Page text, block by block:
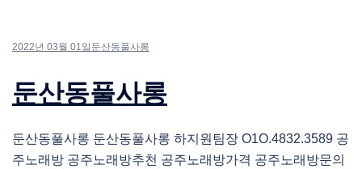
2022년 03월 01일 둔산동풀사롱
둔산동풀사롱
둔산동풀사롱 둔산동풀사롱 하지원팀장 O1O.4832.3589 공
주노래방 공주노래방추천 공주노래방가격 공주노래방문의